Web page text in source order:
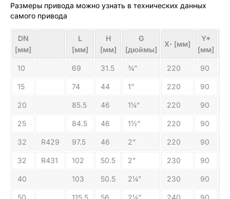
Размеры привода можно узнать в технических данных
самого привода
DN
[мм]
L
[мм]
H
[мм]
G
[дюймы]
X* [мм]
Y*
[мм]
10 69 31.5 ¾” 220 90
15 74 44 1” 220 90
20 85.5 46 1¼” 220 90
25 84.5 46 1½” 220 90
32 R429 97.5 46 2” 220 90
32 R431 102 50.5 2” 230 90
40 103 50.5 2¼” 230 90